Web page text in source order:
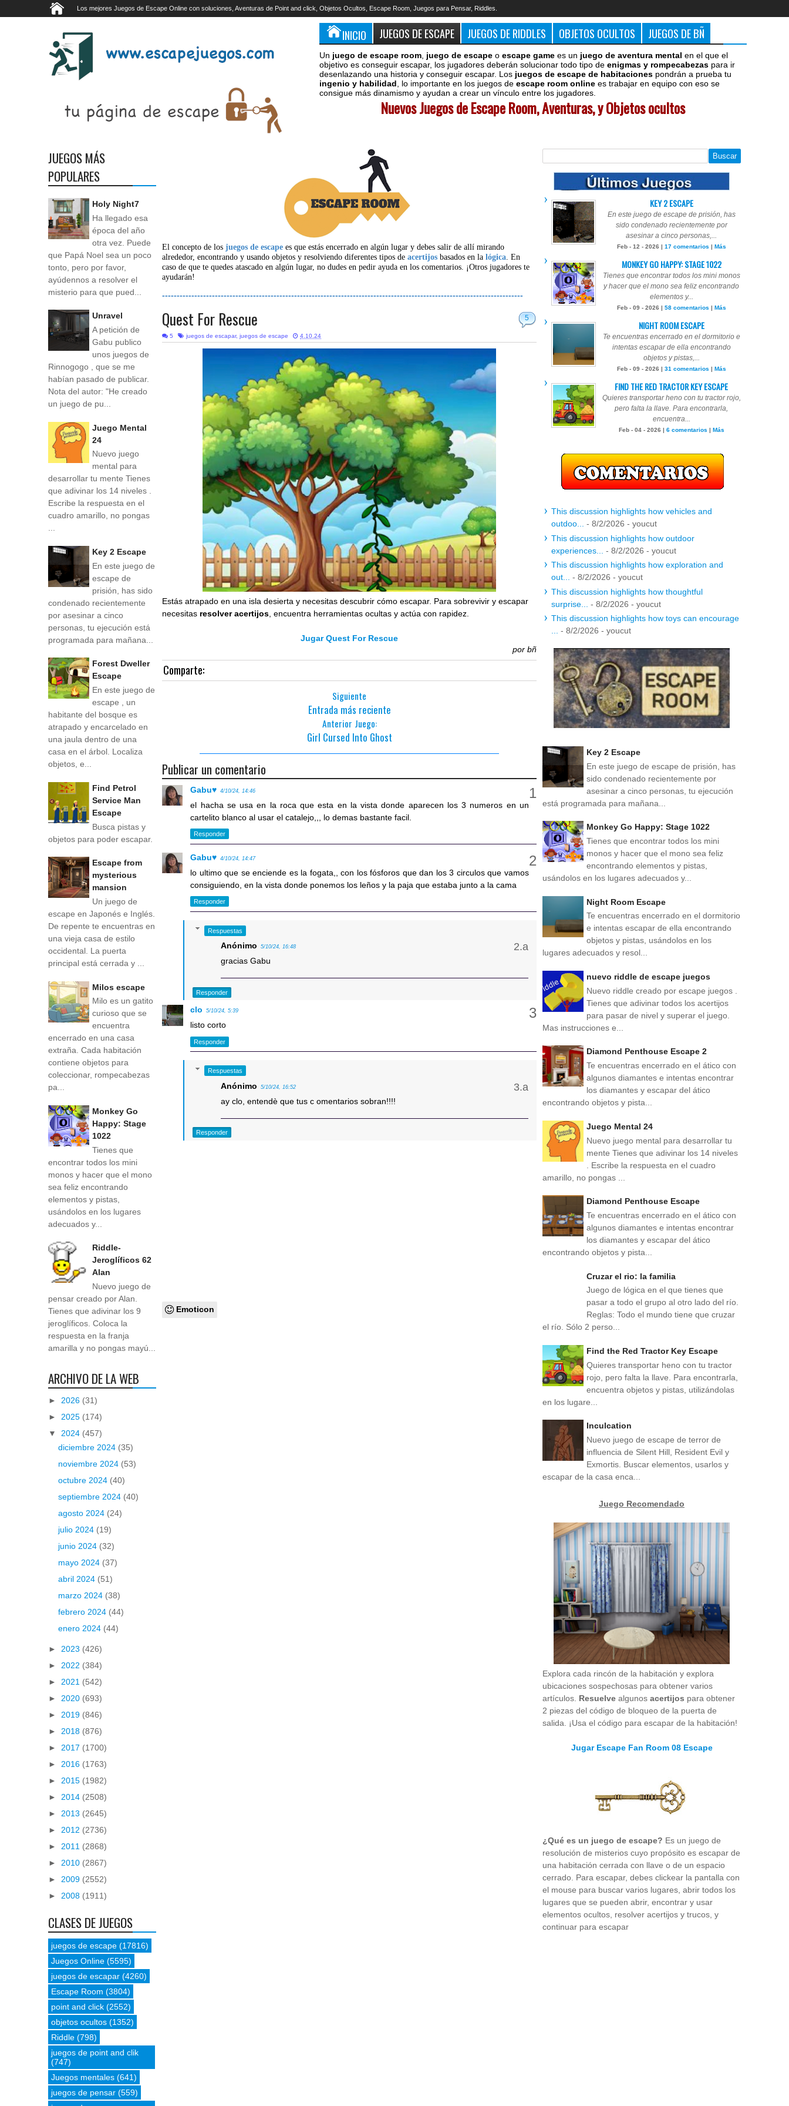
Los mejores Juegos de Escape Online con soluciones, Aventuras de Point and click, Objetos Ocultos, Escape Room, Juegos para Pensar, Riddles.
INICIO JUEGOS DE ESCAPE JUEGOS DE RIDDLES OBJETOS OCULTOS JUEGOS DE BÑ
Un juego de escape room juego de escape o escape game es un juego de aventura mental en el que el
objetivo es conseguir escapar, los jugadores deberán solucionar todo tipo de enigmas y rompecabezas para ir
desenlazando una historia y conseguir escapar. Los juegos de escape de habitaciones pondrán a prueba tu
ingenio y habilidad , lo importante en los juegos de escape room online es trabajar en equipo con eso se
consigue más dinamismo y ayudan a crear un vínculo entre los jugadores.
Nuevos Juegos de Escape Room, Aventuras, y Objetos ocultos
El concepto de losjuegos de escape es que estás encerrado en algún lugar y debes salir de allí mirando
alrededor, encontrando y usando objetos y resolviendo diferentes tipos deacertijos basados en lalógica. En
caso de que te quedes atascado en algún lugar, no dudes en pedir ayuda en los comentarios. ¡Otros jugadores te
ayudarán!
---------------------------------------------------------------------------------------------------------------------------
5
Quest For Rescue
5 juegos de escapar, juegos de escape 4.10.24
Estás atrapado en una isla desierta y necesitas descubrir cómo escapar. Para sobrevivir y escapar
necesitas resolver acertijos , encuentra herramientas ocultas y actúa con rapidez.
Jugar Quest For Rescue
por bñ
Comparte:
Siguiente
Entrada más reciente
Anterior Juego:
Girl Cursed Into Ghost
Publicar un comentario
Gabu♥ 4/10/24, 14:46
el hacha se usa en la roca que esta en la vista donde aparecen los 3 numeros en un
cartelito blanco al usar el catalejo,,, lo demas bastante facil.
Responder
Gabu♥ 4/10/24, 14:47
lo ultimo que se enciende es la fogata,, con los fósforos que dan los 3 circulos que vamos
consiguiendo, en la vista donde ponemos los leños y la paja que estaba junto a la cama
Responder
Respuestas
Anónimo 5/10/24, 16:48
gracias Gabu
Responder
clo 5/10/24, 5:39
listo corto
Responder
Respuestas
Anónimo 5/10/24, 16:52
ay clo, entendè que tus c omentarios sobran!!!!
Responder
Emoticon
JUEGOS MÁS
POPULARES
Holy Night7
Ha llegado esa
época del año
otra vez. Puede
que Papá Noel sea un poco
tonto, pero por favor,
ayúdennos a resolver el
misterio para que pued...
Unravel
A petición de
Gabu publico
unos juegos de
Rinnogogo , que se me
habían pasado de publicar.
Nota del autor: "He creado
un juego de pu...
Juego Mental
24
Nuevo juego
mental para
desarrollar tu mente Tienes
que adivinar los 14 niveles .
Escribe la respuesta en el
cuadro amarillo, no pongas
...
Key 2 Escape
En este juego de
escape de
prisión, has sido
condenado recientemente
por asesinar a cinco
personas, tu ejecución está
programada para mañana...
Forest Dweller
Escape
En este juego de
escape , un
habitante del bosque es
atrapado y encarcelado en
una jaula dentro de una
casa en el árbol. Localiza
objetos, e...
Find Petrol
Service Man
Escape
Busca pistas y
objetos para poder escapar.
Escape from
mysterious
mansion
Un juego de
escape en Japonés e Inglés.
De repente te encuentras en
una vieja casa de estilo
occidental. La puerta
principal está cerrada y ...
Milos escape
Milo es un gatito
curioso que se
encuentra
encerrado en una casa
extraña. Cada habitación
contiene objetos para
coleccionar, rompecabezas
pa...
Monkey Go
Happy: Stage
1022
Tienes que
encontrar todos los mini
monos y hacer que el mono
sea feliz encontrando
elementos y pistas,
usándolos en los lugares
adecuados y...
Riddle-
Jeroglíficos 62
Alan
Nuevo juego de
pensar creado por Alan.
Tienes que adivinar los 9
jeroglíficos. Coloca la
respuesta en la franja
amarilla y no pongas mayú...
ARCHIVO DE LA WEB
► 2026 (31)
► 2025 (174)
▼ 2024 (457)
diciembre 2024 (35)
noviembre 2024 (53)
octubre 2024 (40)
septiembre 2024 (40)
agosto 2024 (24)
julio 2024 (19)
junio 2024 (32)
mayo 2024 (37)
abril 2024 (51)
marzo 2024 (38)
febrero 2024 (44)
enero 2024 (44)
► 2023 (426)
► 2022 (384)
► 2021 (542)
► 2020 (693)
► 2019 (846)
► 2018 (876)
► 2017 (1700)
► 2016 (1763)
► 2015 (1982)
► 2014 (2508)
► 2013 (2645)
► 2012 (2736)
► 2011 (2868)
► 2010 (2867)
► 2009 (2552)
► 2008 (1911)
CLASES DE JUEGOS
juegos de escape (17816)
Juegos Online (5595)
juegos de escapar (4260)
Escape Room (3804)
point and click (2552)
objetos ocultos (1352)
Riddle (798)
juegos de point and clik
(747)
Juegos mentales (641)
juegos de pensar (559)
KEY 2 ESCAPE
En este juego de escape de prisión, has
sido condenado recientemente por
asesinar a cinco personas,...
Feb - 12 - 2026 | 17 comentarios | Más
MONKEY GO HAPPY: STAGE 1022
Tienes que encontrar todos los mini monos
y hacer que el mono sea feliz encontrando
elementos y...
Feb - 09 - 2026 | 58 comentarios | Más
NIGHT ROOM ESCAPE
Te encuentras encerrado en el dormitorio e
intentas escapar de ella encontrando
objetos y pistas,...
Feb - 09 - 2026 | 31 comentarios | Más
FIND THE RED TRACTOR KEY ESCAPE
Quieres transportar heno con tu tractor rojo,
pero falta la llave. Para encontrarla,
encuentra...
Feb - 04 - 2026 | 6 comentarios | Más
This discussion highlights how vehicles and
outdoo...
- 8/2/2026 - youcut
This discussion highlights how outdoor
experiences...
- 8/2/2026 - youcut
This discussion highlights how exploration and
out...
- 8/2/2026 - youcut
This discussion highlights how thoughtful
surprise...
- 8/2/2026 - youcut
This discussion highlights how toys can encourage
- 8/2/2026 - youcut
Key 2 Escape
En este juego de escape de prisión, has
sido condenado recientemente por
asesinar a cinco personas, tu ejecución
está programada para mañana...
Monkey Go Happy: Stage 1022
Tienes que encontrar todos los mini
monos y hacer que el mono sea feliz
encontrando elementos y pistas,
usándolos en los lugares adecuados y...
Night Room Escape
Te encuentras encerrado en el dormitorio
e intentas escapar de ella encontrando
objetos y pistas, usándolos en los
lugares adecuados y resol...
nuevo riddle de escape juegos
Nuevo riddle creado por escape juegos .
Tienes que adivinar todos los acertijos
para pasar de nivel y superar el juego.
Mas instrucciones e...
Diamond Penthouse Escape 2
Te encuentras encerrado en el ático con
algunos diamantes e intentas encontrar
los diamantes y escapar del ático
encontrando objetos y pista...
Juego Mental 24
Nuevo juego mental para desarrollar tu
mente Tienes que adivinar los 14 niveles
. Escribe la respuesta en el cuadro
amarillo, no pongas ...
Diamond Penthouse Escape
Te encuentras encerrado en el ático con
algunos diamantes e intentas encontrar
los diamantes y escapar del ático
encontrando objetos y pista...
Cruzar el rio: la familia
Juego de lógica en el que tienes que
pasar a todo el grupo al otro lado del río.
Reglas: Todo el mundo tiene que cruzar
el río. Sólo 2 perso...
Find the Red Tractor Key Escape
Quieres transportar heno con tu tractor
rojo, pero falta la llave. Para encontrarla,
encuentra objetos y pistas, utilizándolas
en los lugare...
Inculcation
Nuevo juego de escape de terror de
influencia de Silent Hill, Resident Evil y
Exmortis. Buscar elementos, usarlos y
escapar de la casa enca...
Juego Recomendado
Explora cada rincón de la habitación y explora
ubicaciones sospechosas para obtener varios
artículos. Resuelve algunos acertijos para obtener
2 piezas del código de bloqueo de la puerta de
salida. ¡Usa el código para escapar de la habitación!
Jugar Escape Fan Room 08 Escape
¿Qué es un juego de escape? Es un juego de
resolución de misterios cuyo propósito es escapar de
una habitación cerrada con llave o de un espacio
cerrado. Para escapar, debes clickear la pantalla con
el mouse para buscar varios lugares, abrir todos los
lugares que se pueden abrir, encontrar y usar
elementos ocultos, resolver acertijos y trucos, y
continuar para escapar